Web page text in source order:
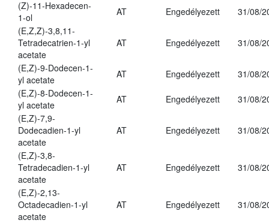
(Z)-11-Hexadecen-
1-ol
AT Engedélyezett
31/08/
(E,Z,Z)-3,8,11-
Tetradecatrien-1-yl
acetate
AT Engedélyezett 31/08/
(E,Z)-9-Dodecen-1-
yl acetate
AT Engedélyezett
31/08/
(E,Z)-8-Dodecen-1-
yl acetate
AT Engedélyezett
31/08/
(E,Z)-7,9-
Dodecadien-1-yl
acetate
AT Engedélyezett 31/08/
(E,Z)-3,8-
Tetradecadien-1-yl
acetate
AT Engedélyezett 31/08/
(E,Z)-2,13-
Octadecadien-1-yl
acetate
AT Engedélyezett 31/08/